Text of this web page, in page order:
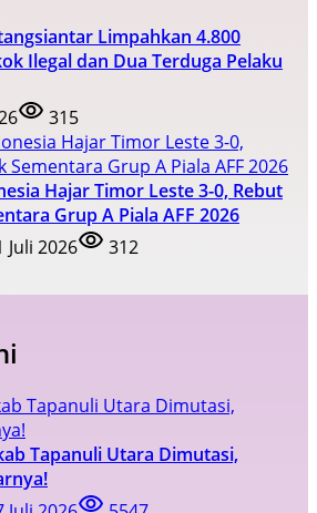
Limpahkan 4.800
Ilegal dan Dua Terduga Pelaku
315
Hajar Timor Leste 3-0, Rebut
Grup A Piala AFF 2026
Juli 2026 312
Tapanuli Utara Dimutasi,